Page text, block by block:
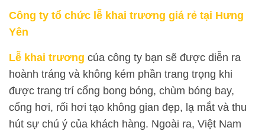
Công ty tổ chức lễ khai trương giá rẻ tại Hưng
Yên
Lễ khai trương của công ty bạn sẽ được diễn ra
hoành tráng và không kém phần trang trọng khi
được trang trí cổng bong bóng, chùm bóng bay,
cổng hơi, rối hơi tạo không gian đẹp, lạ mắt và thu
hút sự chú ý của khách hàng. Ngoài ra, Việt Nam